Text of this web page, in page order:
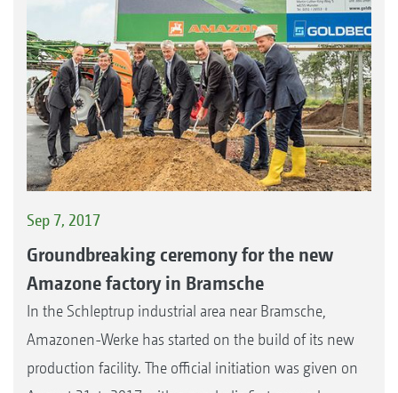
Sep 7, 2017
Groundbreaking ceremony for the new
Amazone factory in Bramsche
In the Schleptrup industrial area near Bramsche,
Amazonen-Werke has started on the build of its new
production facility. The official initiation was given on